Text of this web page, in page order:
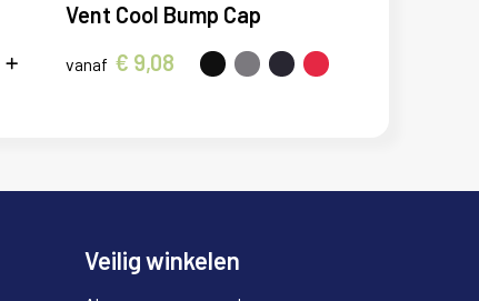
Vent Cool Bump Cap
vanaf € 9,08
Veilig winkelen